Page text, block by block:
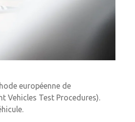
européenne de
Vehicles Test Procedures).